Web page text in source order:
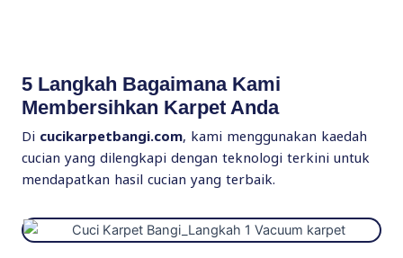
5 Langkah Bagaimana Kami
Membersihkan Karpet Anda
Di cucikarpetbangi.com, kami menggunakan kaedah
cucian yang dilengkapi dengan teknologi terkini untuk
mendapatkan hasil cucian yang terbaik.